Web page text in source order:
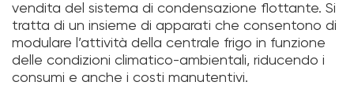
vendita del sistema di condensazione flottante. Si
tratta di un insieme di apparati che consentono di
modulare l’attività della centrale frigo in funzione
delle condizioni climatico-ambientali, riducendo i
consumi e anche i costi manutentivi.